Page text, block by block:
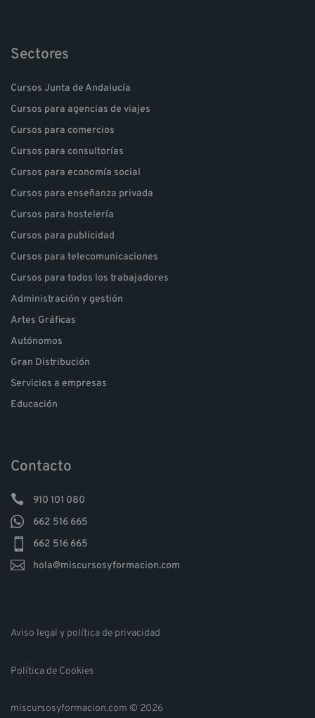
Sectores
Cursos Junta de Andalucía
Cursos para agencias de viajes
Cursos para comercios
Cursos para consultorías
Cursos para economía social
Cursos para enseñanza privada
Cursos para hostelería
Cursos para publicidad
Cursos para telecomunicaciones
Cursos para todos los trabajadores
Administración y gestión
Artes Gráficas
Autónomos
Gran Distribución
Servicios a empresas
Educación
Contacto
 910 101 080
 662 516 665
 662 516 665
 hola@miscursosyformacion.com
Aviso legal y política de privacidad
Política de Cookies
miscursosyformacion.com © 2026